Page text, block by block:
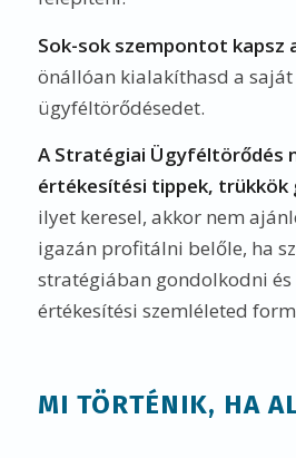
Sok-sok szempontot kapsz
önállóan kialakíthasd a saját
ügyféltörődésedet.
A Stratégiai Ügyféltörődés
értékesítési tippek, trükkök
ilyet keresel, akkor nem
igazán profitálni belőle, ha
stratégiában gondolkodni
értékesítési szemléleted
MI TÖRTÉNIK, HA